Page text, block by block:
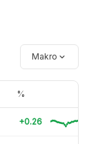
Makro
%
+0.26